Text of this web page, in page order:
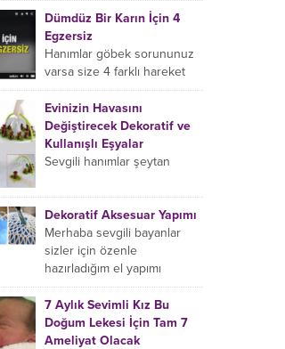
belki taaa gelinlik
zamanınızdan...
Dümdüz Bir Karın İçin 4
Egzersiz
Hanımlar göbek sorununuz
varsa size 4 farklı hareket
göstereceğiz, bu 4 farklı
hareketin her birini sadece 2
dakika yapacaksınız yani...
Evinizin Havasını
Değiştirecek Dekoratif ve
Kullanışlı Eşyalar
Sevgili hanımlar şeytan
eviniz için birbirinden şık,
modern ve farklı ev
aksesuar ve eşyalarını bir
araya...
Dekoratif Aksesuar Yapımı
Merhaba sevgili bayanlar
sizler için özenle
hazırladığım el yapımı
aksesuar modellerini
inceledikten sonra evimizde
kendi emeğimiz olan
tasarımları sergileme ve...
7 Aylık Sevimli Kız Bu
Doğum Lekesi İçin Tam 7
Ameliyat Olacak